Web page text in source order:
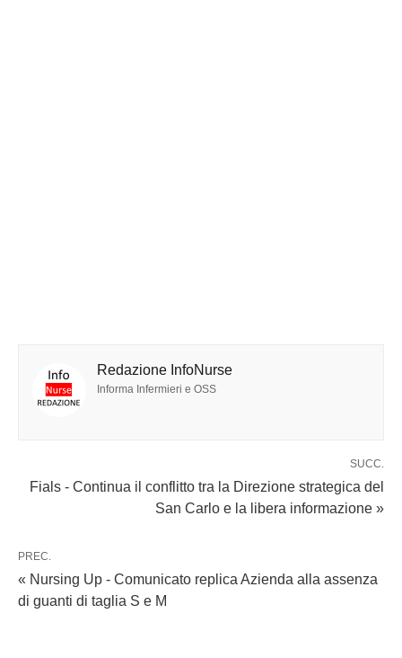
Redazione InfoNurse
Informa Infermieri e OSS
SUCC.
Fials - Continua il conflitto tra la Direzione strategica del
San Carlo e la libera informazione »
PREC.
« Nursing Up - Comunicato replica Azienda alla assenza
di guanti di taglia S e M